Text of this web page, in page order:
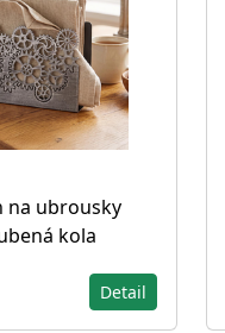
na ubrousky
kola
Detail